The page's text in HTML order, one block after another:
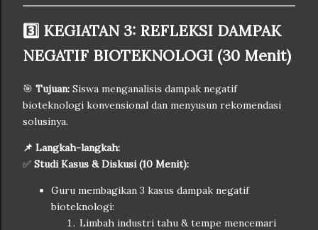
3️⃣ KEGIATAN 3: REFLEKSI DAMPAK
NEGATIF BIOTEKNOLOGI (30 Menit)
🎯 Tujuan: Siswa menganalisis dampak negatif
bioteknologi konvensional dan menyusun rekomendasi
solusinya.
📌 Langkah-langkah:
✅ Studi Kasus & Diskusi (10 Menit):
Guru membagikan 3 kasus dampak negatif
bioteknologi:
Limbah industri tahu & tempe mencemari